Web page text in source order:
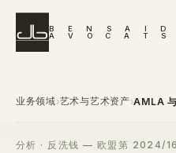
B E N S A I
D
A
V O C A T S
业务领域›艺术与艺术资产›AMLA
分析 · 反洗钱 — 欧盟第 2024/